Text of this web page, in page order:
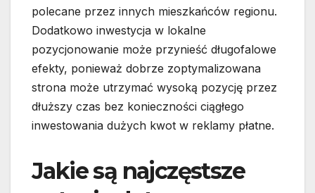
polecane przez innych mieszkańców regionu.
Dodatkowo inwestycja w lokalne
pozycjonowanie może przynieść długofalowe
efekty, ponieważ dobrze zoptymalizowana
strona może utrzymać wysoką pozycję przez
dłuższy czas bez konieczności ciągłego
inwestowania dużych kwot w reklamy płatne.
Jakie są najczęstsze